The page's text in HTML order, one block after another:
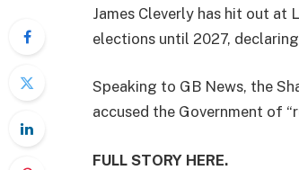
James Cleverly has hit out at
elections until 2027, declaring
Speaking to GB News, the
accused the Government of
FULL STORY HERE.